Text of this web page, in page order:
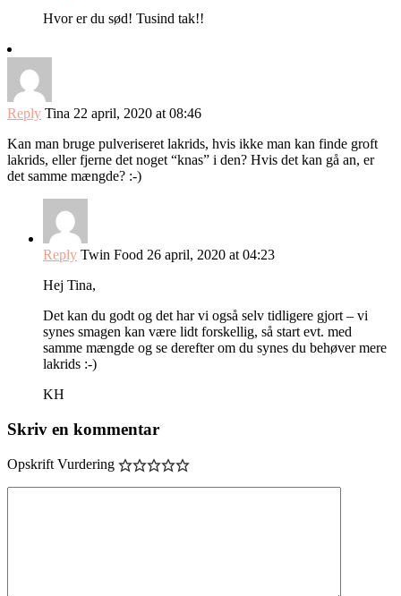
Hvor er du sød! Tusind tak!!
Reply Tina 22 april, 2020 at 08:46
Kan man bruge pulveriseret lakrids, hvis ikke man kan finde groft
lakrids, eller fjerne det noget “knas” i den? Hvis det kan gå an, er
det samme mængde? :-)
Reply Twin Food 26 april, 2020 at 04:23
Hej Tina,
Det kan du godt og det har vi også selv tidligere gjort – vi
synes smagen kan være lidt forskellig, så start evt. med
samme mængde og se derefter om du synes du behøver mere
lakrids :-)
KH
Skriv en kommentar
Opskrift Vurdering